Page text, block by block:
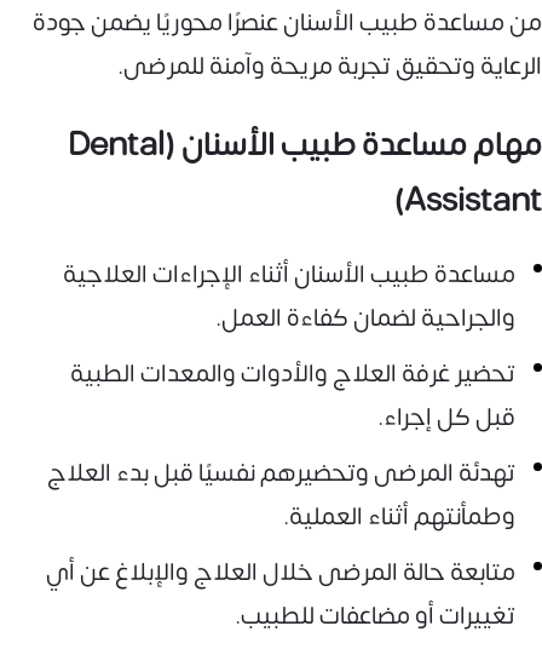
من مساعدة طبيب الأسنان عنصرًا محوريًا يضمن جودة
الرعاية وتحقيق تجربة مريحة وآمنة للمرضى.
مهام مساعدة طبيب الأسنان (Dental
Assistant)
مساعدة طبيب الأسنان أثناء الإجراءات العلاجية
والجراحية لضمان كفاءة العمل.
تحضير غرفة العلاج والأدوات والمعدات الطبية
قبل كل إجراء.
تهدئة المرضى وتحضيرهم نفسيًا قبل بدء العلاج
وطمأنتهم أثناء العملية.
متابعة حالة المرضى خلال العلاج والإبلاغ عن أي
تغييرات أو مضاعفات للطبيب.